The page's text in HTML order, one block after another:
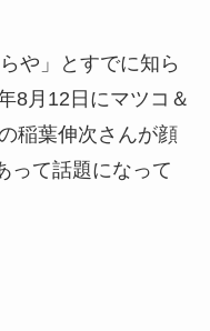
や」とすでに知ら
8月12日にマツコ＆
稲葉伸次さんが顔
って話題になって